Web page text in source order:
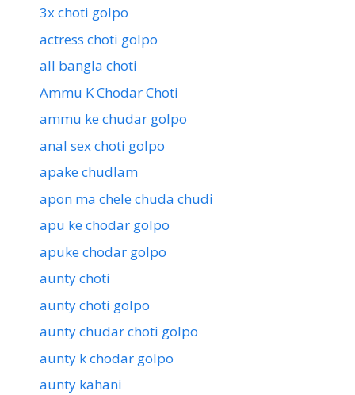
3x choti golpo
actress choti golpo
all bangla choti
Ammu K Chodar Choti
ammu ke chudar golpo
anal sex choti golpo
apake chudlam
apon ma chele chuda chudi
apu ke chodar golpo
apuke chodar golpo
aunty choti
aunty choti golpo
aunty chudar choti golpo
aunty k chodar golpo
aunty kahani